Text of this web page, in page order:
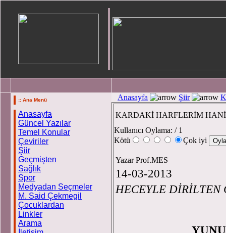
:: Ana Menü
Anasayfa
Güncel Yazılar
Temel Konular
Çeviriler
Şiir
Geçmişten
Sağlık
Spor
Medyadan Seçmeler
M. Said Çekmegil
Çocuklardan
Linkler
Arama
Anasayfa Şiir
KARDAKİ HARFLERİM
Kullanıcı Oylama: / 1
Kötü
Çok iyi
Yazar Prof.MES
14-03-2013
HECEYLE